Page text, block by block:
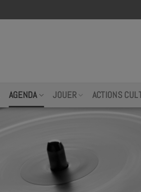
AGENDA JOUER ACTIONS